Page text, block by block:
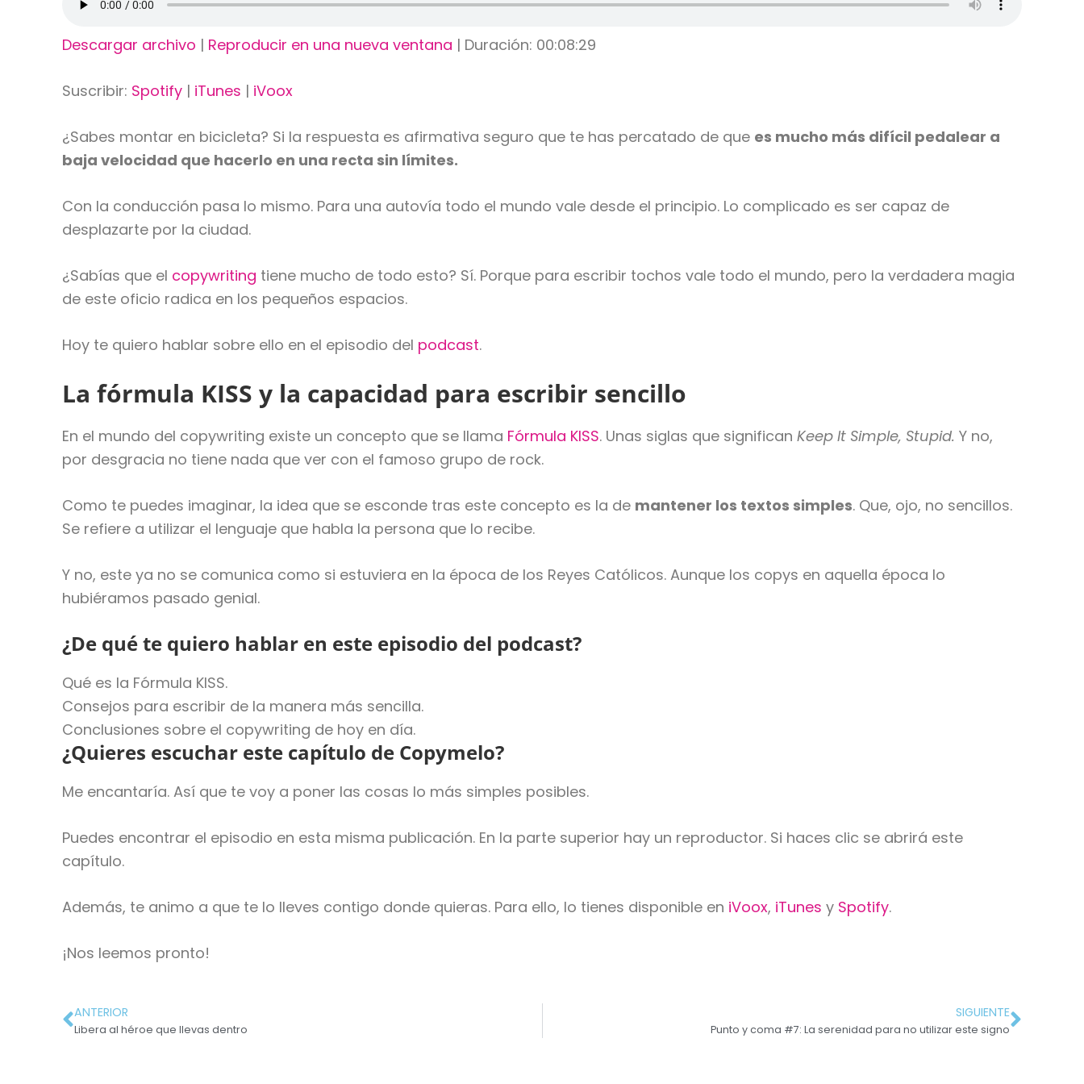
Descargar archivo | Reproducir en una nueva ventana | Duración: 00:08:29
Suscribir: Spotify | iTunes | iVoox
¿Sabes montar en bicicleta? Si la respuesta es afirmativa seguro que te has percatado de que es mucho más difícil pedalear a
baja velocidad que hacerlo en una recta sin límites.
Con la conducción pasa lo mismo. Para una autovía todo el mundo vale desde el principio. Lo complicado es ser capaz de
desplazarte por la ciudad.
¿Sabías que el copywriting tiene mucho de todo esto? Sí. Porque para escribir tochos vale todo el mundo, pero la verdadera magia
de este oficio radica en los pequeños espacios.
Hoy te quiero hablar sobre ello en el episodio del podcast.
La fórmula KISS y la capacidad para escribir sencillo
En el mundo del copywriting existe un concepto que se llama Fórmula KISS. Unas siglas que significanKeep It Simple, Stupid. Y no,
por desgracia no tiene nada que ver con el famoso grupo de rock.
Como te puedes imaginar, la idea que se esconde tras este concepto es la de mantener los textos simples. Que, ojo, no sencillos.
Se refiere a utilizar el lenguaje que habla la persona que lo recibe.
Y no, este ya no se comunica como si estuviera en la época de los Reyes Católicos. Aunque los copys en aquella época lo
hubiéramos pasado genial.
¿De qué te quiero hablar en este episodio del podcast?
Qué es la Fórmula KISS.
Consejos para escribir de la manera más sencilla.
Conclusiones sobre el copywriting de hoy en día.
¿Quieres escuchar este capítulo de Copymelo?
Me encantaría. Así que te voy a poner las cosas lo más simples posibles.
Puedes encontrar el episodio en esta misma publicación. En la parte superior hay un reproductor. Si haces clic se abrirá este
capítulo.
Además, te animo a que te lo lleves contigo donde quieras. Para ello, lo tienes disponible en iVoox, iTunes y Spotify.
¡Nos leemos pronto!
ANTERIOR
Libera al héroe que llevas dentro
SIGUIENTE
Punto y coma #7: La serenidad para no utilizar este signo